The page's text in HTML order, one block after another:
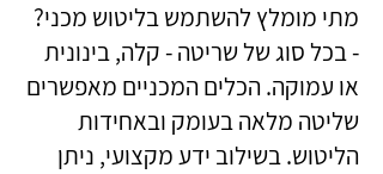
מתי מומלץ להשתמש בליטוש מכני?
- בכל סוג של שריטה - קלה, בינונית
או עמוקה. הכלים המכניים מאפשרים
שליטה מלאה בעומק ובאחידות
הליטוש. בשילוב ידע מקצועי, ניתן